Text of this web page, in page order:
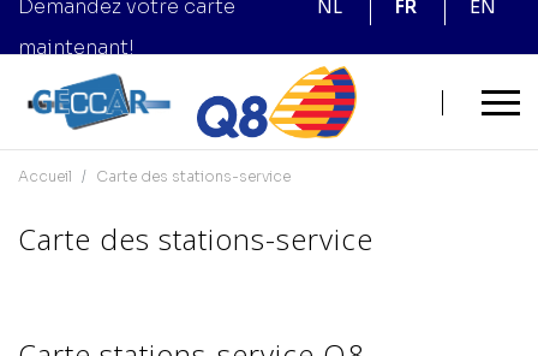
Demandez votre carte
maintenant!
NL FR EN
Accueil Carte des stations-service
Carte des stations-service